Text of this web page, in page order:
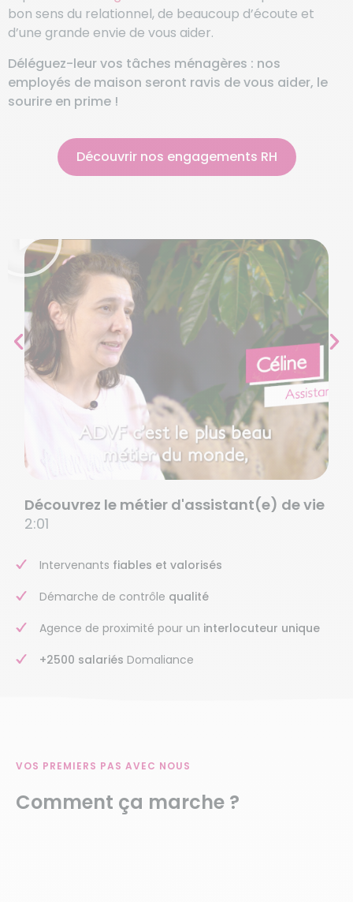
bon sens du relationnel, de beaucoup d’écoute et
d’une grande envie de vous aider.
Déléguez-leur vos tâches ménagères : nos
employés de maison seront ravis de vous aider, le
sourire en prime !
Découvrir nos engagements RH
Découvrez le métier d'assistant(e) de vie
2:01
Intervenants fiables et valorisés
Démarche de contrôle qualité
Agence de proximité pour un interlocuteur unique
+2500 salariés Domaliance
VOS PREMIERS PAS AVEC NOUS
Comment ça marche ?